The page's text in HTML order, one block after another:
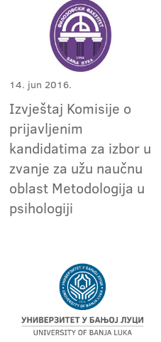
14. jun 2016.
Izvještaj Komisije o
prijavljenim
kandidatima za izbor u
zvanje za užu naučnu
oblast Metodologija u
psihologiji